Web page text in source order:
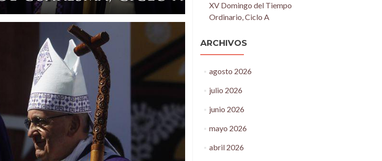
XV Domingo del Tiempo
Ordinario, Ciclo A
ARCHIVOS
agosto 2026
julio 2026
junio 2026
mayo 2026
abril 2026